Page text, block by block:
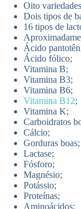
Oito
Dois tipos de
16 tipos de
Ácido
Ácido fólico;
Vitamina B;
Vitamina B3;
Vitamina B6;
Vitamina B12;
Vitamina K;
Carboidratos
Cálcio;
Gorduras boas;
Lactase;
Fósforo;
Magnésio;
Potássio;
Proteínas;
Aminoácidos;